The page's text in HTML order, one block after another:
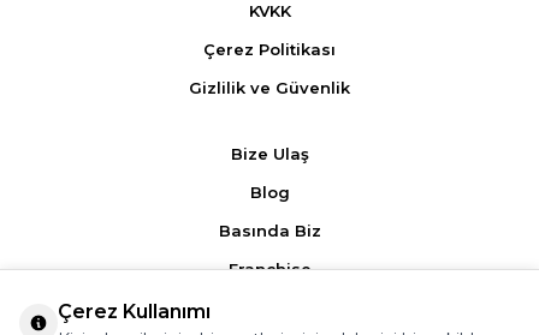
KVKK
Çerez Politikası
Gizlilik ve Güvenlik
Bize Ulaş
Blog
Basında Biz
Franchise
Çerez Kullanımı